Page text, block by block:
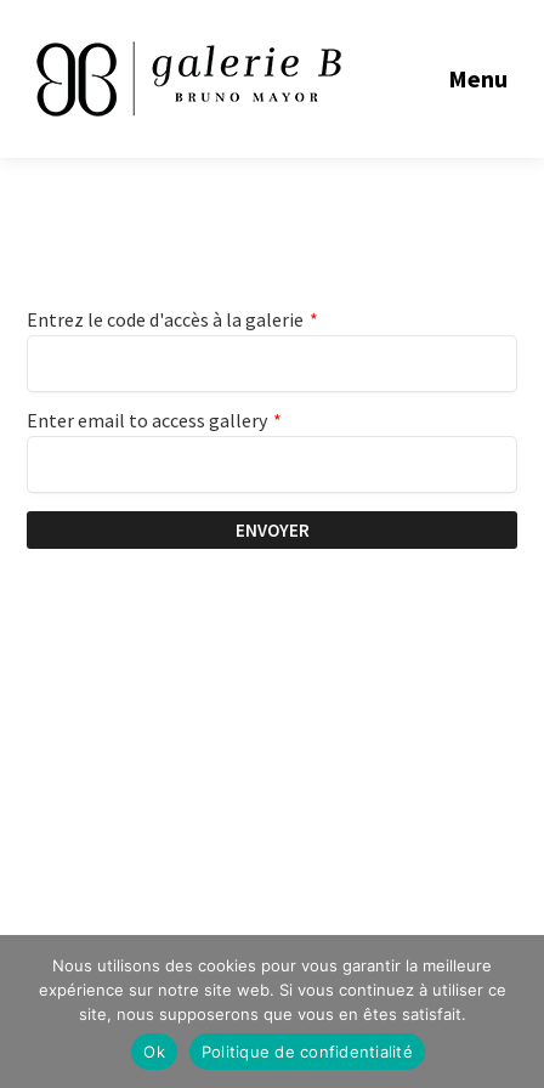
Menu
Entrez le code d'accès à la galerie *
Enter email to access gallery *
ENVOYER
Nous utilisons des cookies pour vous garantir la meilleure
expérience sur notre site web. Si vous continuez à utiliser ce
site, nous supposerons que vous en êtes satisfait.
Ok
Politique de confidentialité